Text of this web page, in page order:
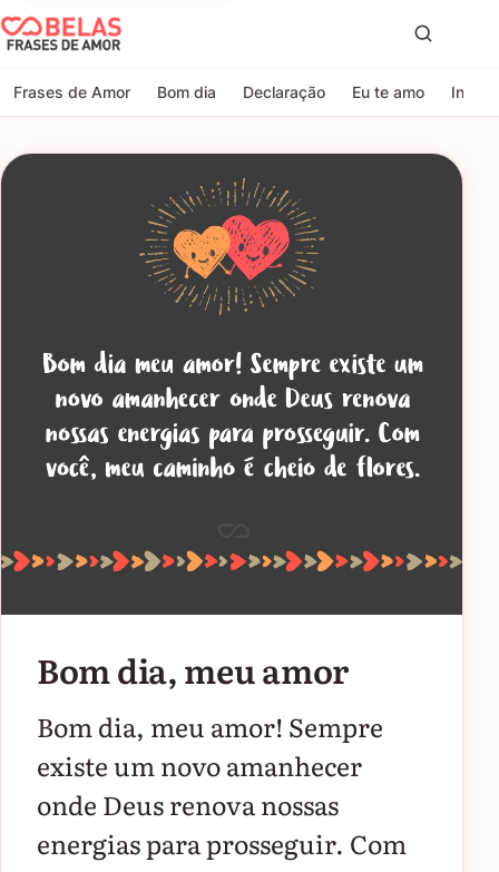
Belas Frases de Amor
Frases de Amor Bom dia Declaração Eu te amo
Bom dia, meu amor
Bom dia, meu amor! Sempre
existe um novo amanhecer
onde Deus renova nossas
energias para prosseguir. Com